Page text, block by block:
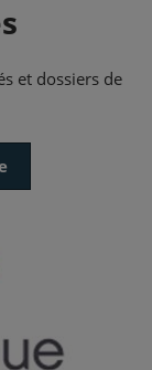
et dossiers de